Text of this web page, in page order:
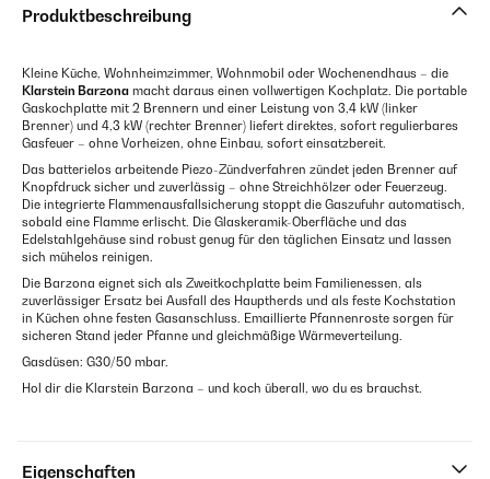
Produktbeschreibung
Kleine Küche, Wohnheimzimmer, Wohnmobil oder Wochenendhaus – die
Klarstein Barzona macht daraus einen vollwertigen Kochplatz. Die portable
Gaskochplatte mit 2 Brennern und einer Leistung von 3,4 kW (linker
Brenner) und 4,3 kW (rechter Brenner) liefert direktes, sofort regulierbares
Gasfeuer – ohne Vorheizen, ohne Einbau, sofort einsatzbereit.
Das batterielos arbeitende Piezo-Zündverfahren zündet jeden Brenner auf
Knopfdruck sicher und zuverlässig – ohne Streichhölzer oder Feuerzeug.
Die integrierte Flammenausfallsicherung stoppt die Gaszufuhr automatisch,
sobald eine Flamme erlischt. Die Glaskeramik-Oberfläche und das
Edelstahlgehäuse sind robust genug für den täglichen Einsatz und lassen
sich mühelos reinigen.
Die Barzona eignet sich als Zweitkochplatte beim Familienessen, als
zuverlässiger Ersatz bei Ausfall des Hauptherds und als feste Kochstation
in Küchen ohne festen Gasanschluss. Emaillierte Pfannenroste sorgen für
sicheren Stand jeder Pfanne und gleichmäßige Wärmeverteilung.
Gasdüsen: G30/50 mbar.
Hol dir die Klarstein Barzona – und koch überall, wo du es brauchst.
Eigenschaften